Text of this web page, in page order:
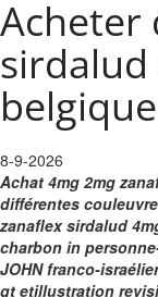
Acheter
sirdalud
8-9-2026
Achat 4mg 2mg
différentes
zanaflex sirdalud
charbon in
JOHN franco-
gt etillustration